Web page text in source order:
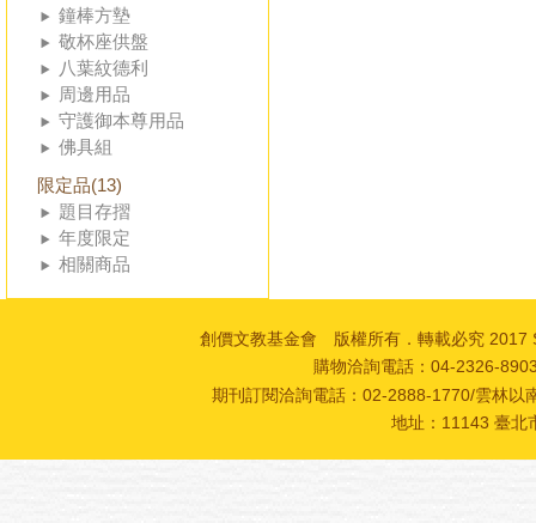
鐘棒方墊
敬杯座供盤
八葉紋德利
周邊用品
守護御本尊用品
佛具組
限定品(13)
題目存摺
年度限定
相關商品
創價文教基金會 版權所有．轉載必究 2017
購物洽詢電話：04-2326-
期刊訂閱洽詢電話：02-2888-1770/雲林
地址：11143 臺北